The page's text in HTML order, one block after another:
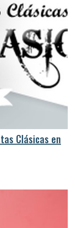
Clásicas en